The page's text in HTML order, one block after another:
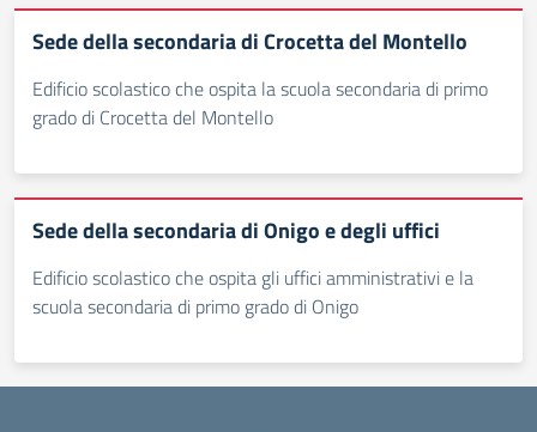
Sede della secondaria di Crocetta del Montello
Edificio scolastico che ospita la scuola secondaria di primo
grado di Crocetta del Montello
Sede della secondaria di Onigo e degli uffici
Edificio scolastico che ospita gli uffici amministrativi e la
scuola secondaria di primo grado di Onigo